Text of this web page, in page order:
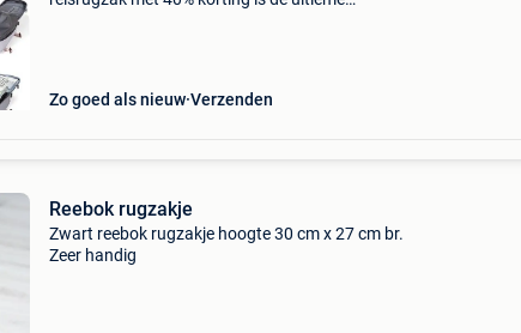
Zo goed als nieuw Verzenden
Reebok rugzakje
Zwart reebok rugzakje hoogte 30 cm x 27 cm br.
Zeer handig